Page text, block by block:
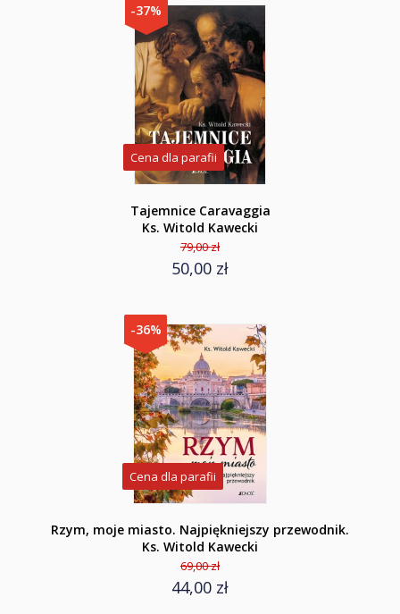
-37%
Cena dla parafii
Tajemnice Caravaggia
Ks. Witold Kawecki
79,00 zł
50,00 zł
-36%
Cena dla parafii
Rzym, moje miasto. Najpiękniejszy przewodnik.
Ks. Witold Kawecki
69,00 zł
44,00 zł